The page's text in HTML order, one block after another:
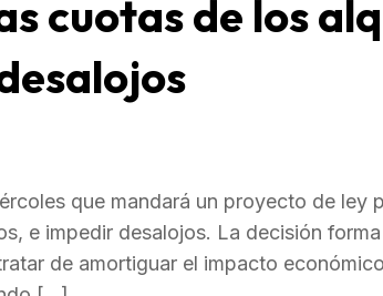
cuotas de los
que mandará un proyecto de ley
e impedir desalojos. La decisión
de amortiguar el impacto